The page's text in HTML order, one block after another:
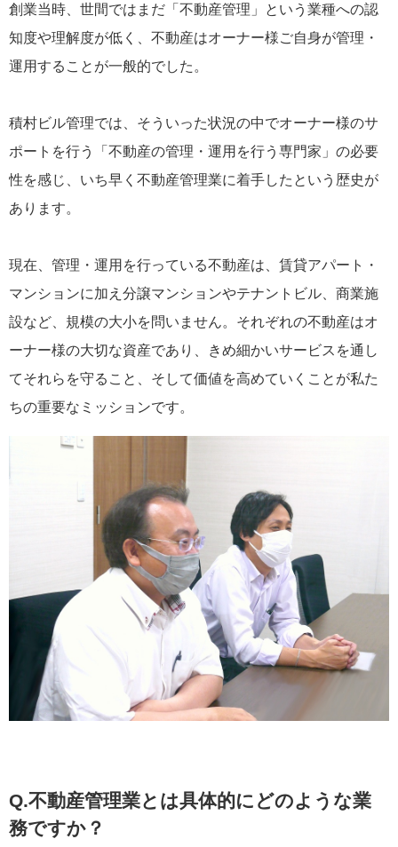
創業当時、世間ではまだ「不動産管理」という業種への認
知度や理解度が低く、不動産はオーナー様ご自身が管理・
運用することが一般的でした。
積村ビル管理では、そういった状況の中でオーナー様のサ
ポートを行う「不動産の管理・運用を行う専門家」の必要
性を感じ、いち早く不動産管理業に着手したという歴史が
あります。
現在、管理・運用を行っている不動産は、賃貸アパート・
マンションに加え分譲マンションやテナントビル、商業施
設など、規模の大小を問いません。それぞれの不動産はオ
ーナー様の大切な資産であり、きめ細かいサービスを通し
てそれらを守ること、そして価値を高めていくことが私た
ちの重要なミッションです。
Q.不動産管理業とは具体的にどのような業
務ですか？